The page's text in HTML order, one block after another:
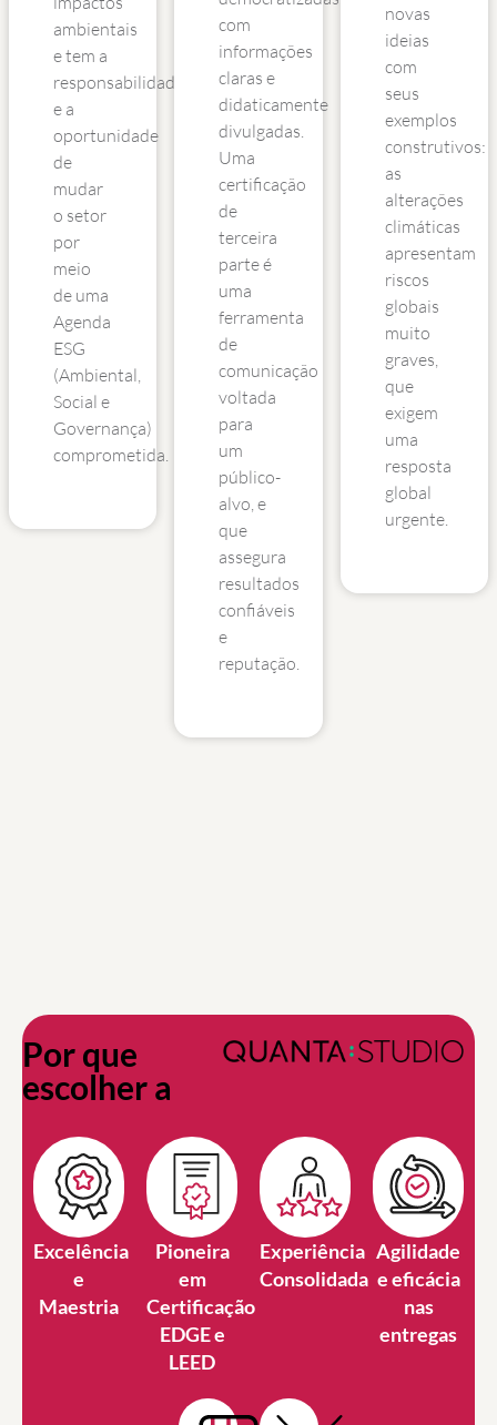
ambientais
e tem a
responsabilidade
e a
oportunidade
de
mudar
o setor
por
meio
de uma
Agenda
ESG
(Ambiental,
Social e
Governança)
comprometida.
com
informações
claras e
didaticamente
divulgadas.
Uma
certificação
de
terceira
parte é
uma
ferramenta
de
comunicação
voltada
para
um
público-
alvo, e
que
assegura
resultados
confiáveis
e
reputação.
novas
ideias
com
seus
exemplos
construtivos:
as
alterações
climáticas
apresentam
riscos
globais
muito
graves,
que
exigem
uma
resposta
global
urgente.
Por que
escolher a
Excelência
e
Maestria
Pioneira
em
Certificação
EDGE e
LEED
Experiência
Consolidada
Agilidade
e eficácia
nas
entregas